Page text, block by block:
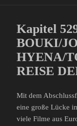
Kapitel
BOUKI/
HYENA/
REISE
Mit dem
eine große Lücke
viele Filme aus